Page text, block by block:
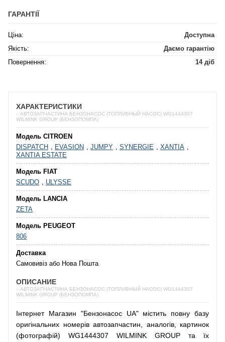
ГАРАНТІЇ
Ціна:
Доступна
Якість:
Даємо гарантію
Повернення:
14 діб
ХАРАКТЕРИСТИКИ
✅АВТОЗАПЧАСТИНА БЕНЗОНАСОС (ТОПЛИВНЫЙ НАСОС) WG1444307
WILMINK GROUP (БЕНЗОПОМПА)
Модель CITROEN
DISPATCH , EVASION , JUMPY , SYNERGIE , XANTIA ,
XANTIA ESTATE
Модель FIAT
SCUDO , ULYSSE
Модель LANCIA
ZETA
Модель PEUGEOT
806
Доставка
Самовивіз або Нова Пошта
ОПИСАНИЕ
✅АВТОЗАПЧАСТИНА БЕНЗОНАСОС (ТОПЛИВНЫЙ НАСОС) WG1444307
WILMINK GROUP (БЕНЗОПОМПА)
Інтернет Магазин "Бензонасос UA" містить повну базу
оригінальних номерів автозапчастин аналогів,
картинок
(фотографій) WG1444307 WILMINK GROUP та їх